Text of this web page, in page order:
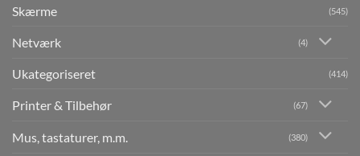
Skærme (545)
Netværk (4)
Ukategoriseret (414)
Printer & Tilbehør (67)
Mus, tastaturer, m.m. (380)